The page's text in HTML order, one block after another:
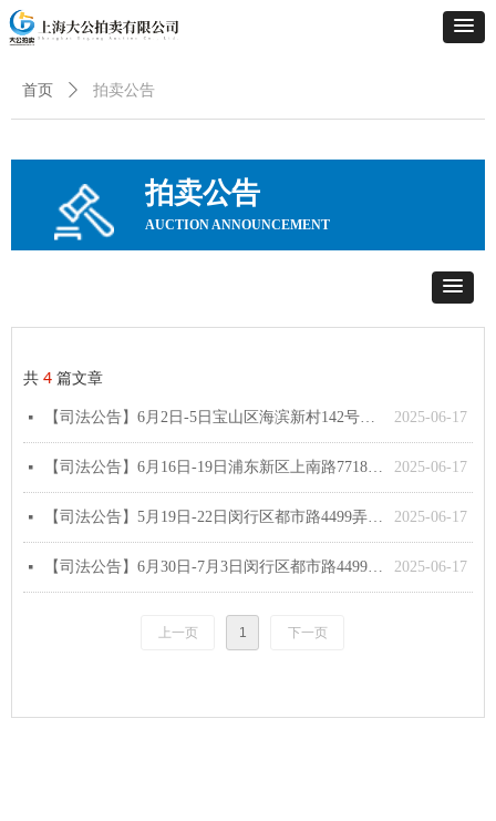
首页 ꄲ 拍卖公告
拍卖公告
AUCTION ANNOUNCEMENT
共 4 篇文章
2025-06-17
넷 【司法公告】6月2日-5日宝山区海滨新村142号公寓项目
2025-06-17
넷 【司法公告】6月16日-19日浦东新区上南路7718弄“梓潼佳苑”住宅项目
2025-06-17
넷 【司法公告】5月19日-22日闵行区都市路4499弄“春申新村”公寓项目
2025-06-17
넷 【司法公告】6月30日-7月3日闵行区都市路4499弄“春申新村”公寓项目（第二次拍卖）
上一页 1 下一页